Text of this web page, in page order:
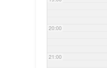
20:00
21:00